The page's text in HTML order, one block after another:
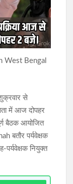
अधूरे भवन से
से ज्यादा चांदी के
West Bengal
से
में आज दोपहर
बैठक आयोजित
बतौर पर्यवेक्षक
नियुक्त